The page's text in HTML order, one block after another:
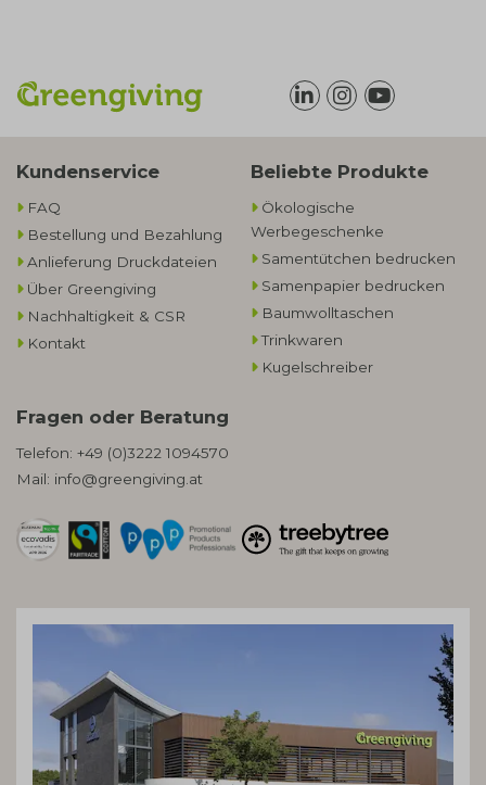
Kundenservice
FAQ
Bestellung und Bezahlung
Anlieferung Druckdateien
Über Greengiving
Nachhaltigkeit & CSR
Kontakt
Beliebte Produkte
Ökologische
Werbegeschenke​
Samentütchen bedrucken
Samenpapier bedrucken
Baumwolltaschen​
Trinkwaren
Kugelschreiber
Fragen oder Beratung
Telefon: +49 (0)3222 1094570
Mail: info@greengiving.at